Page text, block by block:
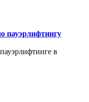
пауэрлифтингу
в